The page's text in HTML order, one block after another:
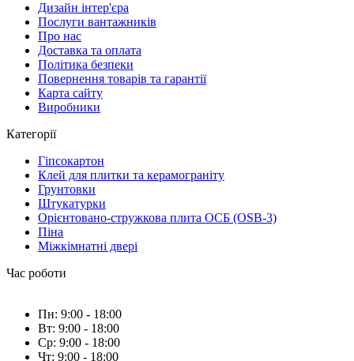
Дизайн інтер'єра
Послуги вантажників
Про нас
Доставка та оплата
Політика безпеки
Повернення товарів та гарантії
Карта сайту
Виробники
Категорії
Гіпсокартон
Клей для плитки та керамограніту
Грунтовки
Штукатурки
Орієнтовано-стружкова плита ОСБ (OSB-3)
Піна
Міжкімнатні двері
Час роботи
Пн: 9:00 - 18:00
Вт: 9:00 - 18:00
Ср: 9:00 - 18:00
Чт: 9:00 - 18:00